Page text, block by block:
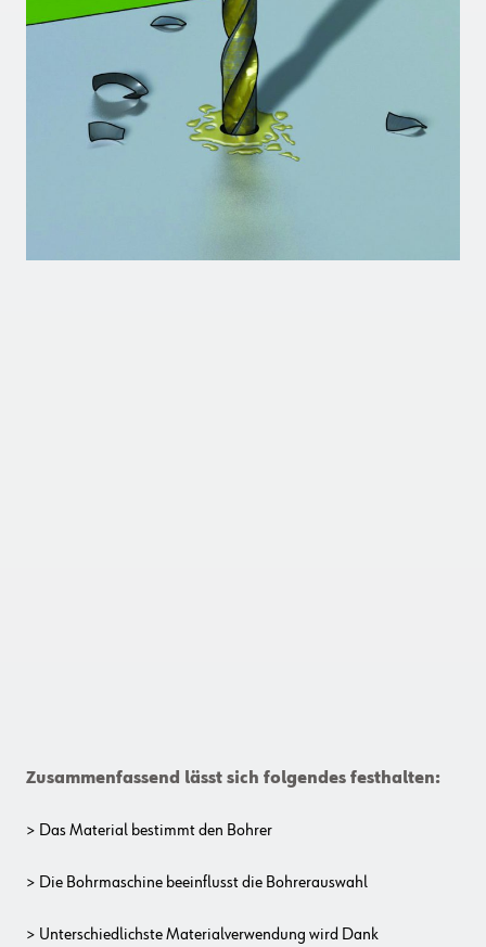
Zusammenfassend lässt sich folgendes festhalten:
> Das Material bestimmt den Bohrer
> Die Bohrmaschine beeinflusst die Bohrerauswahl
> Unterschiedlichste Materialverwendung wird Dank